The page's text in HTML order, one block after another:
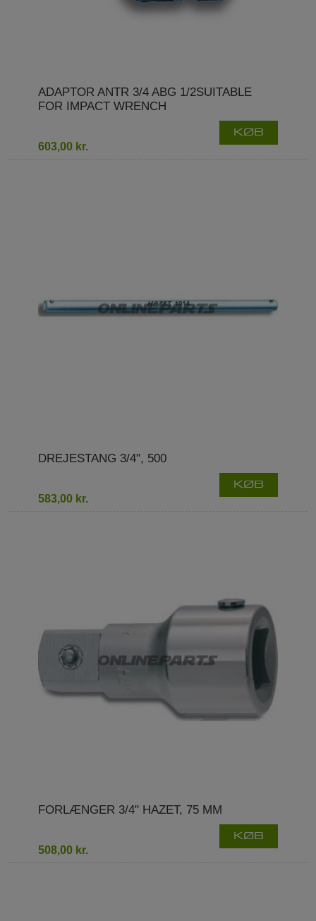
ADAPTOR ANTR 3/4 ABG 1/2SUITABLE
FOR IMPACT WRENCH
603,00 kr.
KØB
DREJESTANG 3/4", 500
583,00 kr.
KØB
FORLÆNGER 3/4" HAZET, 75 MM
508,00 kr.
KØB